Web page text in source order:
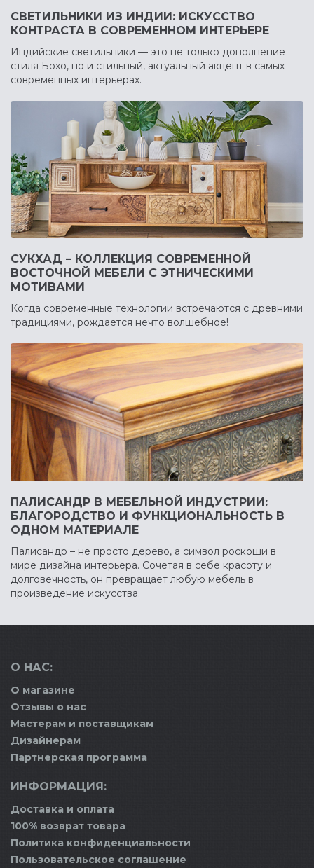
СВЕТИЛЬНИКИ ИЗ ИНДИИ: ИСКУССТВО
КОНТРАСТА В СОВРЕМЕННОМ ИНТЕРЬЕРЕ
Индийские светильники — это не только дополнение
стиля Бохо, но и стильный, актуальный акцент в самых
современных интерьерах.
СУКХАД – КОЛЛЕКЦИЯ СОВРЕМЕННОЙ
ВОСТОЧНОЙ МЕБЕЛИ С ЭТНИЧЕСКИМИ
МОТИВАМИ
Когда современные технологии встречаются с древними
традициями, рождается нечто волшебное!
ПАЛИСАНДР В МЕБЕЛЬНОЙ ИНДУСТРИИ:
БЛАГОРОДСТВО И ФУНКЦИОНАЛЬНОСТЬ В
ОДНОМ МАТЕРИАЛЕ
Палисандр – не просто дерево, а символ роскоши в
мире дизайна интерьера. Сочетая в себе красоту и
долговечность, он превращает любую мебель в
произведение искусства.
О НАС:
О магазине
Отзывы о нас
Мастерам и поставщикам
Дизайнерам
Партнерская программа
ИНФОРМАЦИЯ:
Доставка и оплата
100% возврат товара
Политика конфиденциальности
Пользовательское соглашение